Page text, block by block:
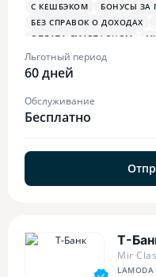
С КЕШБЭКОМ БОНУСЫ ЗА
БЕЗ СПРАВОК О ДОХОДАХ
ОПЛАТА СМАРТФОНОМ
ПЛАТЕЖНЫЙ СТИКЕР
Льготный период
60 дней
Обслуживание
Бесплатно
Т-
Mir
LAMODA